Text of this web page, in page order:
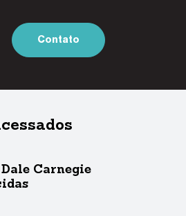
Contato
Carnegie